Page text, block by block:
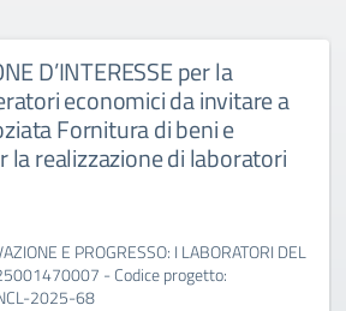
D’INTERESSE per la
economici da invitare a
Fornitura di beni e
la realizzazione di laboratori
E PROGRESSO: I LABORATORI DEL
- Codice progetto:
2025-68